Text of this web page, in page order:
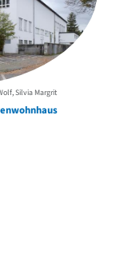
Silvia Margrit